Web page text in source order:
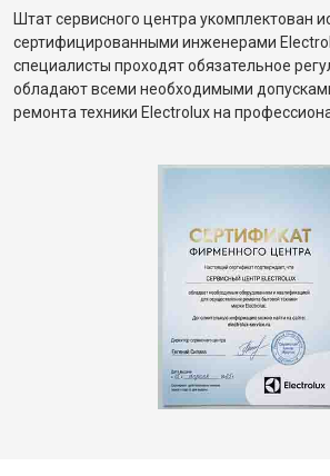
Штат сервисного центра укомплектован
сертифицированными инженерами
специалисты проходят обязательное
обладают всеми необходимыми
ремонта техники Electrolux на